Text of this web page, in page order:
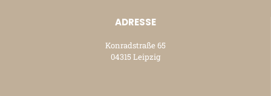
ADRESSE
Konradstraße 65
04315 Leipzig